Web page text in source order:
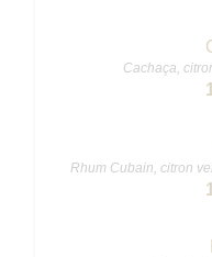
Cachaça,
Rhum Cubain, citron